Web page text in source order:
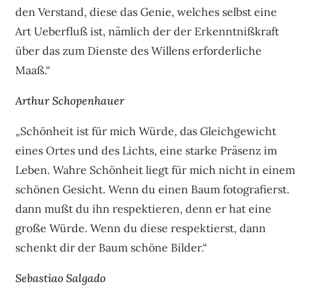
den Verstand, diese das Genie, welches selbst eine
Art Ueberfluß ist, nämlich der der Erkenntnißkraft
über das zum Dienste des Willens erforderliche
Maaß.“
Arthur Schopenhauer
„Schönheit ist für mich Würde, das Gleichgewicht
eines Ortes und des Lichts, eine starke Präsenz im
Leben. Wahre Schönheit liegt für mich nicht in einem
schönen Gesicht. Wenn du einen Baum fotografierst.
dann mußt du ihn respektieren, denn er hat eine
große Würde. Wenn du diese respektierst, dann
schenkt dir der Baum schöne Bilder.“
Sebastiao Salgado